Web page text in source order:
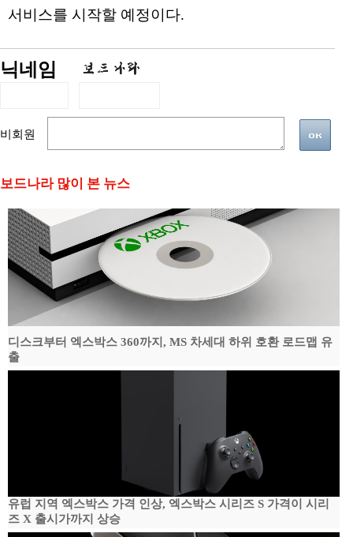
서비스를 시작할 예정이다.
닉네임
비회원
보드나라 많이 본 뉴스
디스크부터 엑스박스 360까지, MS 차세대 하위 호환 로드맵 유
출
유럽 지역 엑스박스 가격 인상, 엑스박스 시리즈 S 가격이 시리
즈 X 출시가까지 상승